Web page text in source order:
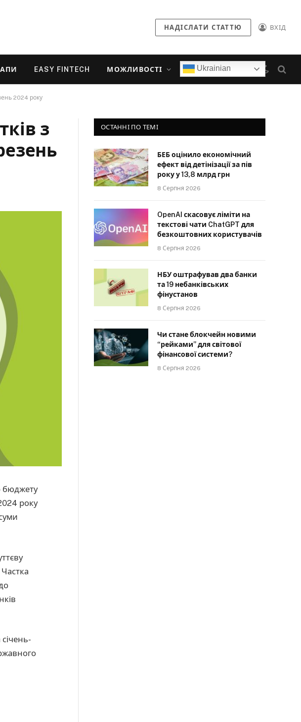
НАДІСЛАТИ СТАТТЮ ВХІД
EASY FINTECH МОЖЛИВОСТІ Ukrainian
2024 року
з
бюджету
року
ОСТАННІ ПО ТЕМІ
БЕБ оцінило економічний
ефект від детінізації за пів
року у 13,8 млрд грн
8 Серпня 2026
OpenAI скасовує ліміти на
текстові чати ChatGPT для
безкоштовних користувачів
8 Серпня 2026
НБУ оштрафував два банки
та 19 небанківських
фінустанов
8 Серпня 2026
Чи стане блокчейн новими
“рейками” для світової
фінансової системи?
8 Серпня 2026